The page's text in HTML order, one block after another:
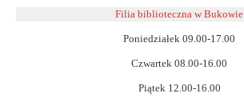
Filia biblioteczna w Bukowie
Poniedziałek 09.00-17.00
Czwartek 08.00-16.00
Piątek 12.00-16.00